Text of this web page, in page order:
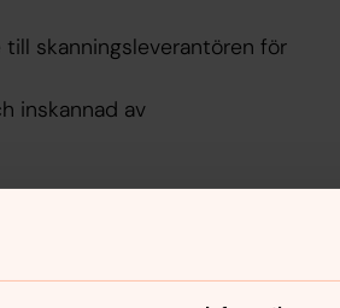
skanningsleverantören för
inskannad av
för att beställare ska kunna
enligt avtal eller annan